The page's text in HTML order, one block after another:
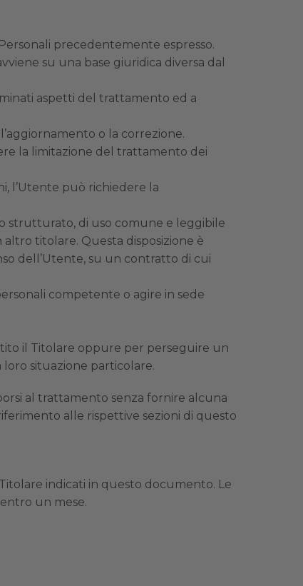
precedentemente espresso.
su una base giuridica diversa dal
aspetti del trattamento ed a
o la correzione.
la limitazione del trattamento dei
l’Utente può richiedere la
strutturato, di uso comune e leggibile
titolare. Questa disposizione è
dell’Utente, su un contratto di cui
competente o agire in sede
il Titolare oppure per perseguire un
situazione particolare.
al trattamento senza fornire alcuna
alle rispettive sezioni di questo
indicati in questo documento. Le
un mese.